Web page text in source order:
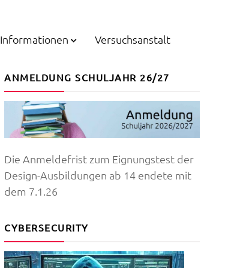
Informationen Versuchsanstalt
ANMELDUNG SCHULJAHR 26/27
Die Anmeldefrist zum Eignungstest der
Design-Ausbildungen ab 14 endete mit
dem 7.1.26
CYBERSECURITY